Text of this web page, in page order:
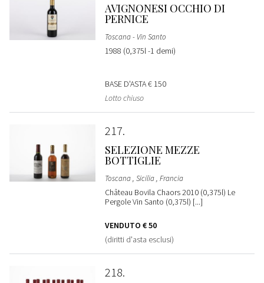
AVIGNONESI OCCHIO DI
PERNICE
Toscana - Vin Santo
1988 (0,375l -1 demi)
BASE D'ASTA€ 150
Lotto chiuso
217
SELEZIONE MEZZE
BOTTIGLIE
Toscana , Sicilia , Francia
Château Bovila Chaors 2010 (0,375l) Le
Pergole Vin Santo (0,375l) [...]
VENDUTO € 50
(diritti d'asta esclusi)
218